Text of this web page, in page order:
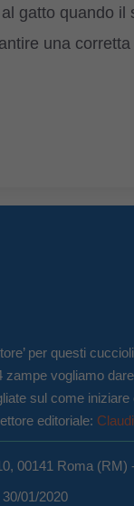
gatto quando il
una corretta
per questi
vogliamo
sul come iniziare
editoriale:
00141 Roma
01/2020